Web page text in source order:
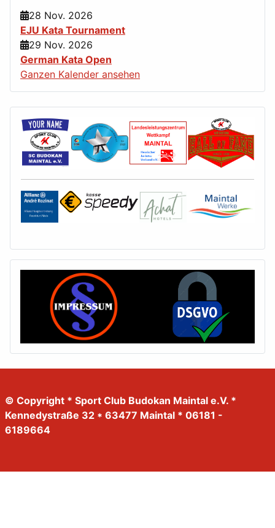
28 Nov. 2026
EJU Kata Tournament
29 Nov. 2026
German Kata Open
Ganzen Kalender ansehen
© Copyright * Sport Club Budokan Maintal e.V. *
Kennedystraße 32 * 63477 Maintal * 06181 -
6189664